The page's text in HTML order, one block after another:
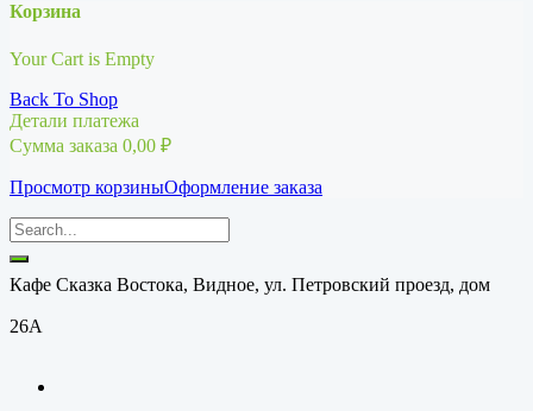
Корзина
Your Cart is Empty
Back To Shop
Детали платежа
Сумма заказа 0,00 ₽
Просмотр корзиныОформление заказа
Кафе Сказка Востока, Видное, ул. Петровский проезд, дом
26А